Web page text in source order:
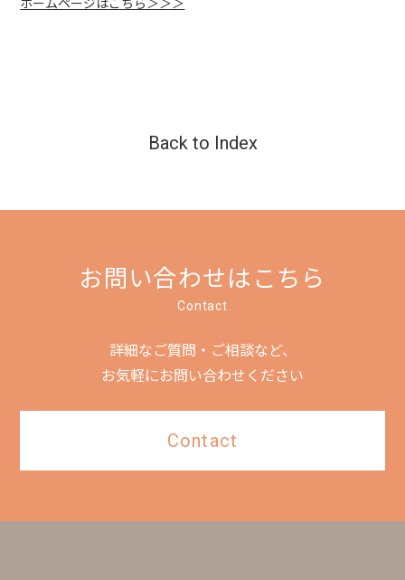
ホームページはこちら＞＞＞
Back to Index
お問い合わせはこちら
Contact
詳細なご質問・ご相談など、
お気軽にお問い合わせください
Contact